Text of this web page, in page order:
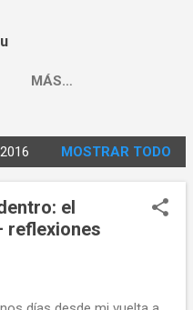
MÁS…
MOSTRAR TODO
el
reflexiones